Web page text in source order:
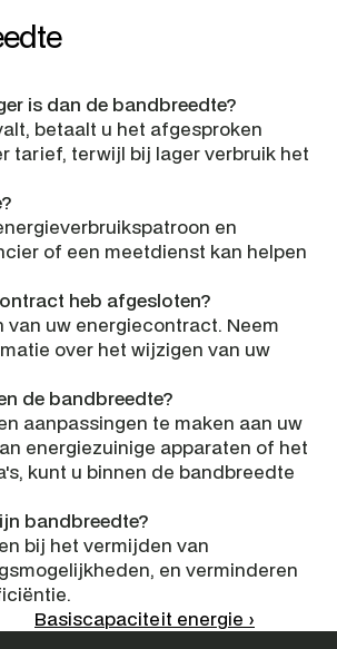
is dan de bandbreedte?
betaalt u het afgesproken
tarief, terwijl bij lager verbruik het
en
of een meetdienst kan helpen
heb afgesloten?
uw energiecontract. Neem
over het wijzigen van uw
de bandbreedte?
aanpassingen te maken aan uw
energiezuinige apparaten of het
kunt u binnen de bandbreedte
bandbreedte?
bij het vermijden van
en verminderen
Basiscapaciteit energie ›